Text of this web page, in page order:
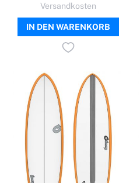
Versandkosten
IN DEN WARENKORB